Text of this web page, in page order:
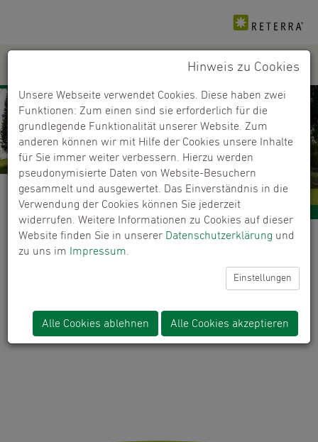
Händlerfinder
Kaufen Sie unsere Produkte bei ausgewählten
ERROR:Content Element with uid "6391" and type
"gomapsext_show" has no rendering definition!
Hinweis zu Cookies
Unsere Webseite verwendet Cookies. Diese haben zwei
Funktionen: Zum einen sind sie erforderlich für die
grundlegende Funktionalität unserer Website. Zum
anderen können wir mit Hilfe der Cookies unsere Inhalte
für Sie immer weiter verbessern. Hierzu werden
pseudonymisierte Daten von Website-Besuchern
gesammelt und ausgewertet. Das Einverständnis in die
Verwendung der Cookies können Sie jederzeit
widerrufen. Weitere Informationen zu Cookies auf dieser
Website finden Sie in unserer Datenschutzerklärung und
zu uns im
Impressum
Einstellungen
Alle Cookies ablehnen Alle Cookies akzeptieren